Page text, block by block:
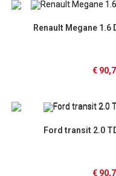
Renault Megane 1.6
€
Ford transit 2.0
€